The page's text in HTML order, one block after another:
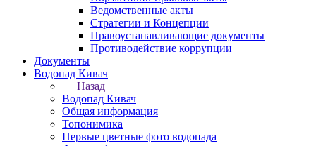
Ведомственные акты
Стратегии и Концепции
Правоустанавливающие документы
Противодействие коррупции
Документы
Водопад Кивач
Назад
Водопад Кивач
Общая информация
Топонимика
Первые цветные фото водопада